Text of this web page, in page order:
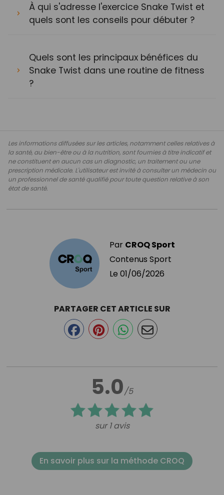
À qui s'adresse l'exercice Snake Twist et
quels sont les conseils pour débuter ?
Quels sont les principaux bénéfices du
Snake Twist dans une routine de fitness
?
Les informations diffusées sur les articles, notamment celles relatives à
la santé, au bien-être ou à la nutrition, sont fournies à titre indicatif et
ne constituent en aucun cas un diagnostic, un traitement ou une
prescription médicale. L'utilisateur est invité à consulter un médecin ou
un professionnel de santé qualifié pour toute question relative à son
état de santé.
Par CROQ Sport
Contenus Sport
Le 01/06/2026
5.0/5
sur 1 avis
PARTAGER CET ARTICLE SUR
En savoir plus sur la méthode CROQ